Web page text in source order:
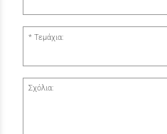
Τεμάχια:
Σχόλια: